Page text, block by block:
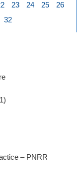
23 24 25
26
32
– PNRR